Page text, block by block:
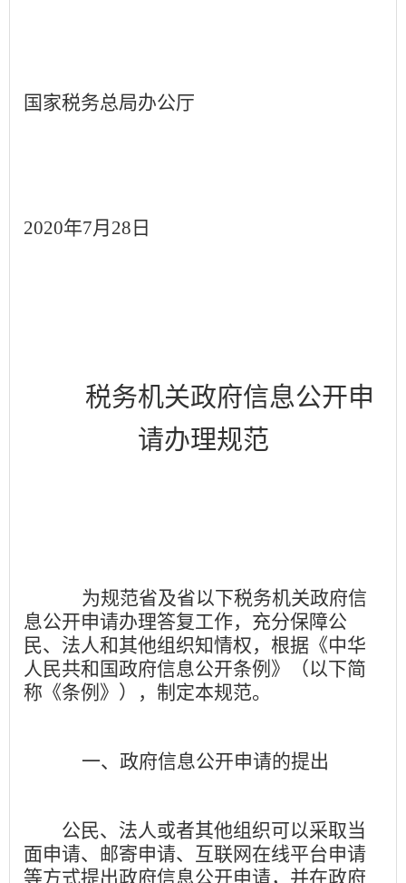
国家税务总局办公厅
2020年7月28日
税务机关政府信息公开申
请办理规范
为规范省及省以下税务机关政府信
息公开申请办理答复工作，充分保障公
民、法人和其他组织知情权，根据《中华
人民共和国政府信息公开条例》（以下简
称《条例》），制定本规范。
一、政府信息公开申请的提出
公民、法人或者其他组织可以采取当
面申请、邮寄申请、互联网在线平台申请
等方式提出政府信息公开申请，并在政府